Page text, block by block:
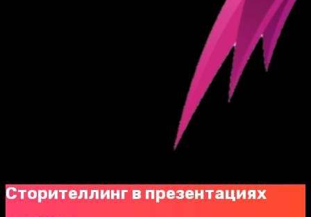
Сторителлинг в презентациях